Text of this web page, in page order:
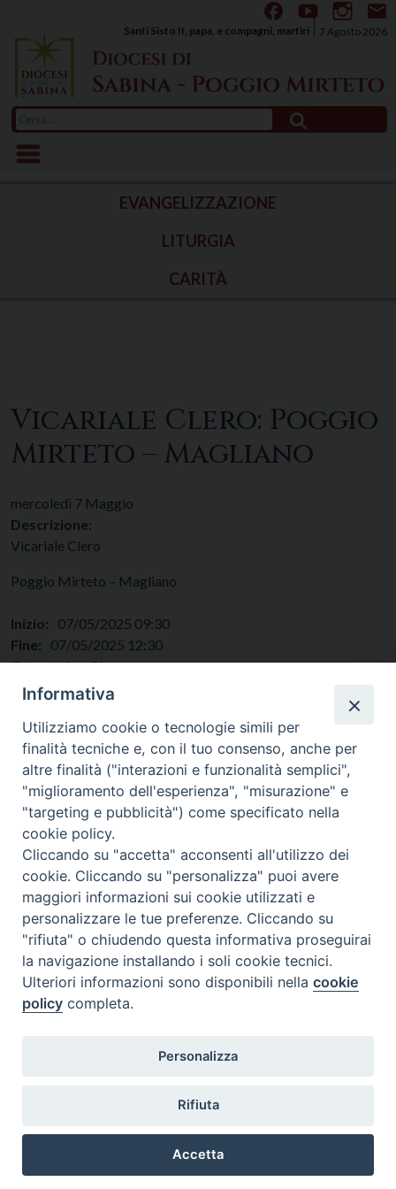
content
7 Agosto 2026
Santi Sisto II, papa, e compagni, martiri
per:
EVANGELIZZAZIONE
LITURGIA
CARITÀ
Vicariale Clero: Poggio
Mirteto – Magliano
mercoledì 7 Maggio
Descrizione:
Vicariale Clero
Poggio Mirteto – Magliano
Inizio:
07/05/2025 09:30
Fine:
07/05/2025 12:30
Categorie: Clero
Regione: Lazio
Piazza Mario Dottori, 14
02047 Poggio Mirteto (Rieti)
diocesi@diocesisabina.it
Preferenze Cookie
Informativa
Utilizziamo cookie o tecnologie simili per
finalità tecniche e, con il tuo consenso, anche per
altre finalità ("interazioni e funzionalità semplici",
"miglioramento dell'esperienza", "misurazione" e
"targeting e pubblicità") come specificato nella
cookie policy.
Cliccando su "accetta" acconsenti all'utilizzo dei
cookie. Cliccando su "personalizza" puoi avere
maggiori informazioni sui cookie utilizzati e
personalizzare le tue preferenze. Cliccando su
"rifiuta" o chiudendo questa informativa proseguirai
la navigazione installando i soli cookie tecnici.
Ulteriori informazioni sono disponibili nellacookie
policy completa.
Personalizza
Rifiuta
Accetta